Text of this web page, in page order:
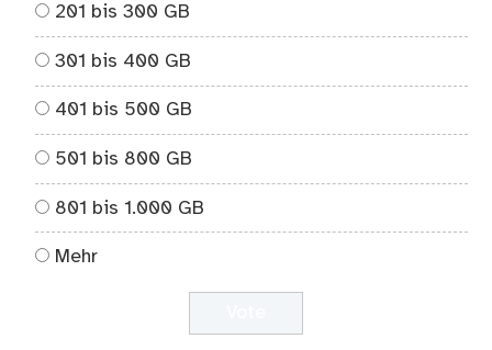
201 bis 300 GB
301 bis 400 GB
401 bis 500 GB
501 bis 800 GB
801 bis 1.000 GB
Mehr